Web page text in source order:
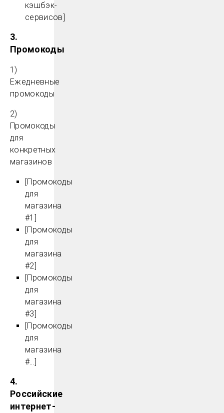
кэшбэк-
сервисов]
3.
Промокоды
1)
Ежедневные
промокоды
2)
Промокоды
для
конкретных
магазинов
[Промокоды
для
магазина
#1]
[Промокоды
для
магазина
#2]
[Промокоды
для
магазина
#3]
[Промокоды
для
магазина
#…]
4.
Российские
интернет-